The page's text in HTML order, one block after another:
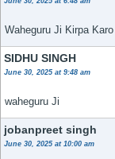
Waheguru Ji Kirpa Karo
SIDHU SINGH
June 30, 2025 at 9:48 am
waheguru Ji
jobanpreet singh
June 30, 2025 at 10:00 am